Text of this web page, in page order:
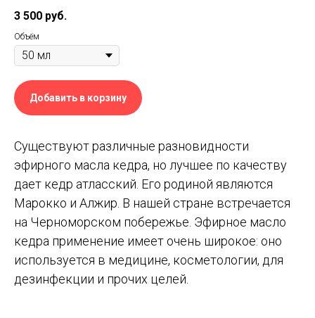
3 500 руб.
Объём
Добавить в корзину
Существуют различные разновидности
эфирного масла кедра, но лучшее по качеству
дает кедр атласский. Его родиной являются
Марокко и Алжир. В нашей стране встречается
на Черноморском побережье. Эфирное масло
кедра применение имеет очень широкое: оно
используется в медицине, косметологии, для
дезинфекции и прочих целей.